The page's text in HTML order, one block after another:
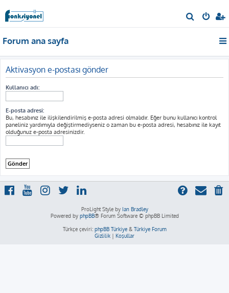
r
Forum ana sayfa
Aktivasyon e-postası gönder
Kullanıcı adı:
E-posta adresi:
Bu, hesabınız ile ilişkilendirilmiş e-posta adresi olmalıdır. Eğer bunu kullanıcı kontrol
paneliniz yardımıyla değiştirmediyseniz o zaman bu e-posta adresi, hesabınız ile kayıt
olduğunuz e-posta adresinizdir.
ProLight Style by Ian Bradley
Powered by phpBB® Forum Software © phpBB Limited
Türkçe çeviri: phpBB Türkiye& Türkiye Forum
Gizlilik | Koşullar